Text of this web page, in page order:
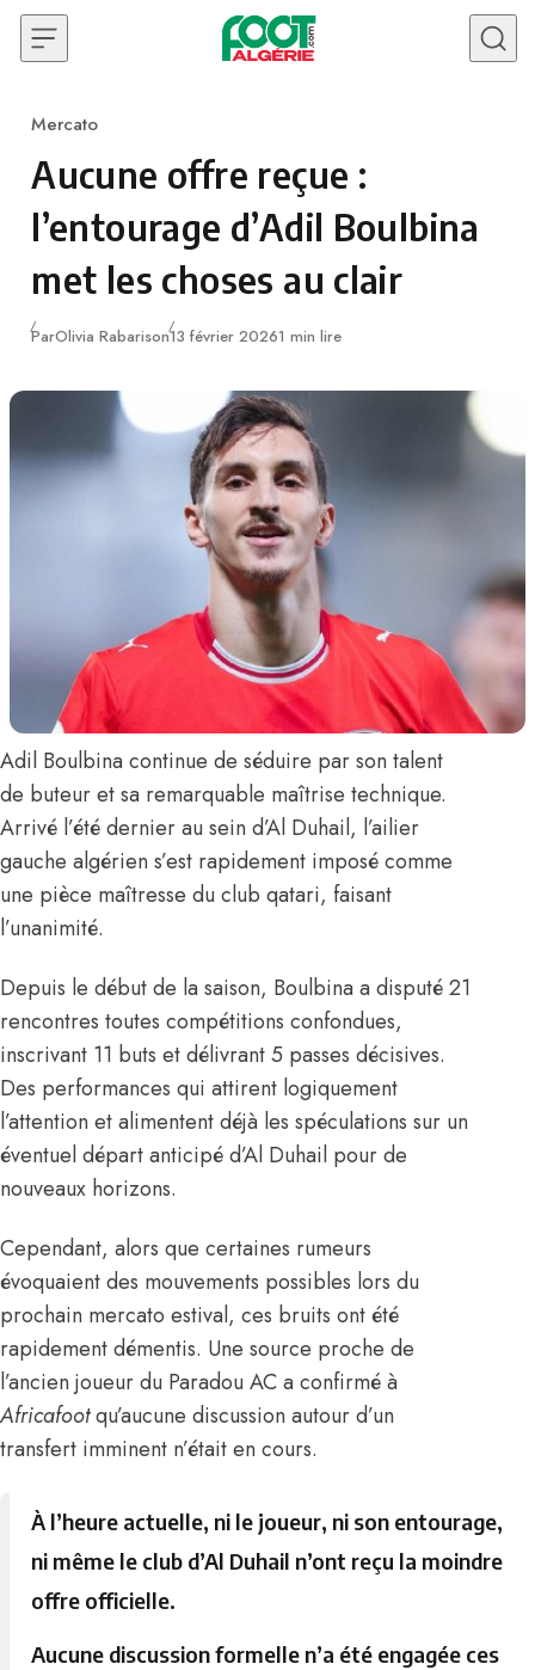
Skip to content
Category
Mercato
Aucune offre reçue :
l’entourage d’Adil Boulbina
met les choses au clair
ParOlivia RabarisonPublié
13 février 20261 min lire
Adil Boulbina continue de séduire par son talent
de buteur et sa remarquable maîtrise technique.
Arrivé l’été dernier au sein d’Al Duhail, l’ailier
gauche algérien s’est rapidement imposé comme
une pièce maîtresse du club qatari, faisant
l’unanimité.
Depuis le début de la saison, Boulbina a disputé 21
rencontres toutes compétitions confondues,
inscrivant 11 buts et délivrant 5 passes décisives.
Des performances qui attirent logiquement
l’attention et alimentent déjà les spéculations sur un
éventuel départ anticipé d’Al Duhail pour de
nouveaux horizons.
Cependant, alors que certaines rumeurs
évoquaient des mouvements possibles lors du
prochain mercato estival, ces bruits ont été
rapidement démentis. Une source proche de
l’ancien joueur du Paradou ACa confirmé à
Africafootqu’aucune discussion autour d’un
transfert imminent n’était en cours.
À l’heure actuelle, ni le joueur, ni son entourage,
ni même le club d’Al Duhail n’ont reçu la moindre
offre officielle.
Aucune discussion formelle n’a été engagée ces